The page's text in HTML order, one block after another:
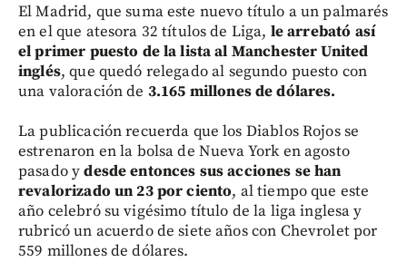
El Madrid, que suma este nuevo título a un palmarés
en el que atesora 32 títulos de Liga, le arrebató así
el primer puesto de la lista al Manchester United
inglés, que quedó relegado al segundo puesto con
una valoración de 3.165 millones de dólares.
La publicación recuerda que los Diablos Rojos se
estrenaron en la bolsa de Nueva York en agosto
pasado ydesde entonces sus acciones se han
revalorizado un 23 por ciento, al tiempo que este
año celebró su vigésimo título de la liga inglesa y
rubricó un acuerdo de siete años con Chevrolet por
559 millones de dólares.